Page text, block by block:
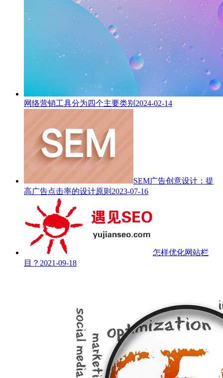
网络营销工具分为四个主要类别 2024-02-14
SEM广告创意设计：提
高广告点击率的设计原则 2023-07-16
怎样优化网站栏
目？ 2021-09-18